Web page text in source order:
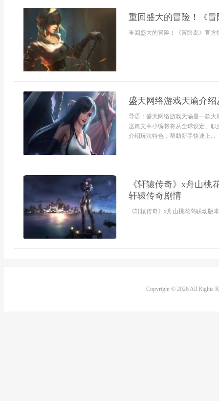
重回盛大的冒险！《
重回盛大的冒险！《冒险岛》官方
盛天网络游戏天谕介
导语：盛天网络游戏天谕是一款
这篇文章小编将将从全球设定、
介绍玩法特色，帮助新手快速上...
《轩辕传奇》x舟山桃
轩辕传奇剧情
《轩辕传奇》x舟山桃花岛联动版
Copyright © 2026 All Rights